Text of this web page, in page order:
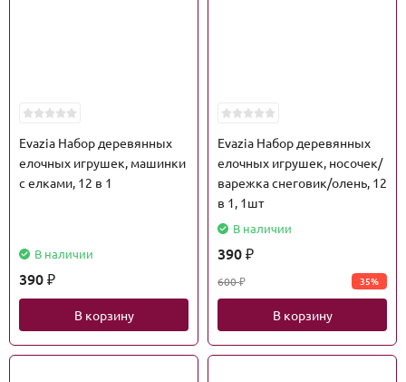
Evazia Набор деревянных
елочных игрушек, машинки
с елками, 12 в 1
В наличии
390 ₽
В корзину
Evazia Набор деревянных
елочных игрушек, носочек/
варежка снеговик/олень, 12
в 1, 1шт
В наличии
390 ₽
600₽ 35%
В корзину